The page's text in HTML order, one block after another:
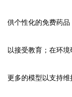
供个性化的免费药
以接受教育；在环
更多的模型以支持维